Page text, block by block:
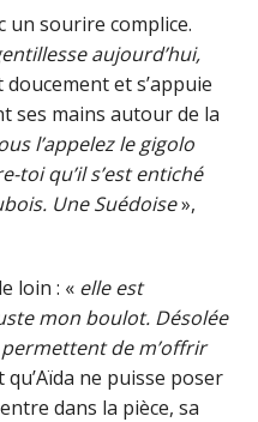
un sourire complice.
aujourd’hui,
doucement et s’appuie
ses mains autour de la
l’appelez le gigolo
toi qu’il s’est entiché
Une Suédoise»,
loin : « elle est
mon boulot. Désolée
de m’offrir
qu’Aïda ne puisse poser
dans la pièce, sa